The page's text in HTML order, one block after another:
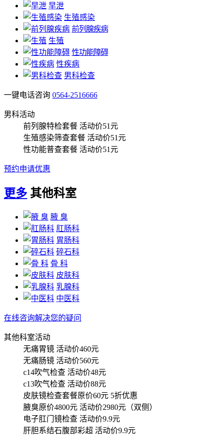
早泄
生殖感染
前列腺疾病
生殖
性功能障碍
性疾病
男科检查
一键电话咨询 0564-2516666
男科活动
前列腺特检套餐 活动价51元
生殖感染筛查套餐 活动价51元
性功能普查套餐 活动价51元
预约申请优惠
更多 其他科室
腋 臭
肛肠科
胃肠科
碎石科
骨 科
皮肤科
乳腺科
中医科
在线咨询解决您的疑问
其他科室活动
无痛胃镜 活动价460元
无痛肠镜 活动价560元
c14吹气检查 活动价48元
c13吹气检查 活动价88元
皮肤镜检查套餐原价60元 5折优惠
腋臭原价4800元 活动价2980元（双侧）
电子肛门镜检查 活动价9.9元
肝胆系结石腹部彩超 活动价9.9元